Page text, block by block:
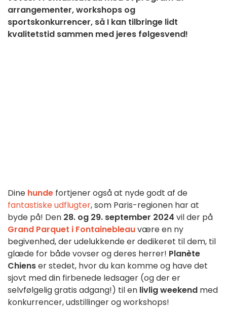
arrangementer, workshops og
sportskonkurrencer, så I kan tilbringe lidt
kvalitetstid sammen med jeres følgesvend!
Dine hunde fortjener også at nyde godt af de
fantastiske udflugter, som Paris-regionen har at
byde på! Den 28. og 29. september 2024 vil der på
Grand Parquet i Fontainebleauvære en ny
begivenhed, der udelukkende er dedikeret til dem, til
glæde for både vovser og deres herrer! Planète
Chienser stedet, hvor du kan komme og have det
sjovt med din firbenede ledsager (og der er
selvfølgelig gratis adgang!) til en livlig weekend med
konkurrencer, udstillinger og workshops!